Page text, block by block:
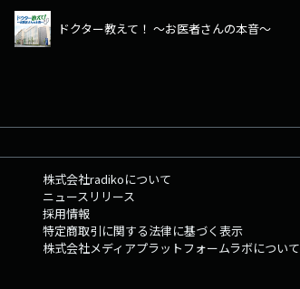
ドクター教えて！ ～お医者さんの本音～
株式会社radikoについて
ニュースリリース
採用情報
特定商取引に関する法律に基づく表示
株式会社メディアプラットフォームラボについて